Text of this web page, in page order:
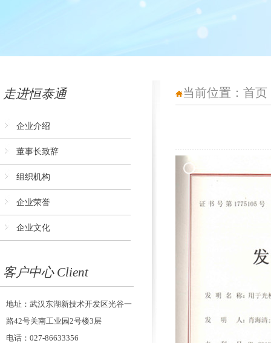
走进恒泰通
企业介绍
董事长致辞
组织机构
企业荣誉
企业文化
客户中心 Client
地址：武汉东湖新技术开发区光谷一
路42号关南工业园2号楼3层
电话：027-86633356
当前位置： 首页